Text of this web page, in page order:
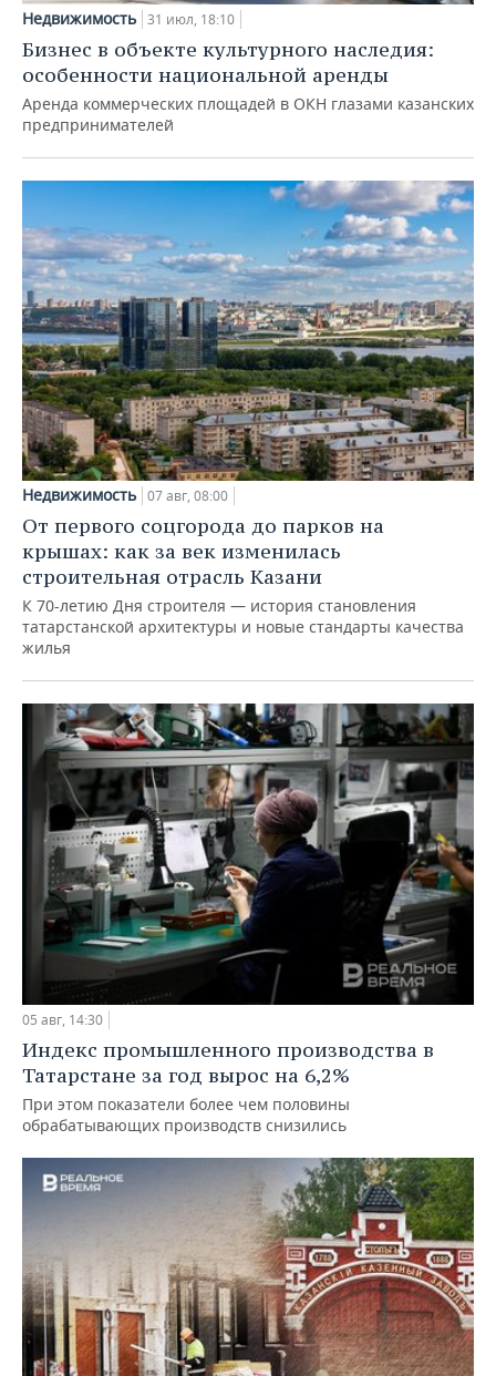
Недвижимость 31 июл, 18:10
Бизнес в объекте культурного наследия:
особенности национальной аренды
Аренда коммерческих площадей в ОКН глазами казанских
предпринимателей
Недвижимость 07 авг, 08:00
От первого соцгорода до парков на
крышах: как за век изменилась
строительная отрасль Казани
К 70-летию Дня строителя — история становления
татарстанской архитектуры и новые стандарты качества
жилья
05 авг, 14:30
Индекс промышленного производства в
Татарстане за год вырос на 6,2%
При этом показатели более чем половины
обрабатывающих производств снизились